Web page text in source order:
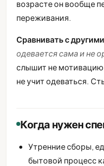
возрасте он вообще
переживания.
Сравнивать с
одевается сама и не
слышит не
не учит одеваться.
Когда нужен
Утренние сборы,
бытовой процесс